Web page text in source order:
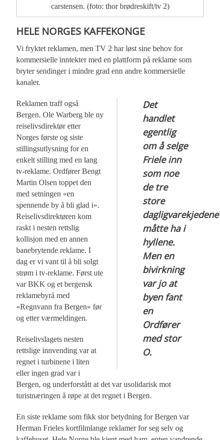
carstensen. (foto: thor brødreskift/tv 2)
HELE NORGES KAFFEKONGE
Vi fryktet reklamen, men TV 2 har løst sine behov for
kommersielle inntekter med en plattform på reklame som
bryter sendinger i mindre grad enn andre kommersielle
kanaler.
Det
handlet
egentlig
om å selge
Friele inn
som noe
de tre
store
dagligvarekjedene
måtte ha i
hyllene.
Men en
bivirkning
var jo at
byen fant
en
Ordfører
med stor
O.
Reklamen traff også
Bergen. Ole Warberg ble ny
reiselivsdirektør etter
Norges første og siste
stillingsutlysning for en
enkelt stilling med en lang
tv-reklame. Ordfører Bengt
Martin Olsen toppet den
med setningen «en
spennende by å bli glad i».
Reiselivsdirektøren kom
raskt i nesten rettslig
kollisjon med en annen
banebrytende reklame. I
dag er vi vant til å bli solgt
strøm i tv-reklame. Først ute
var BKK og et bergensk
reklamebyrå med
«Regnvann fra Bergen» før
og etter værmeldingen.
Reiselivslagets nesten
rettslige innvending var at
regnet i turbinene i liten
eller ingen grad var i
Bergen, og underforstått at det var usolidarisk mot
turistnæringen å røpe at det regnet i Bergen.
En siste reklame som fikk stor betydning for Bergen var
Herman Frieles kortfilmlange reklamer for seg selv og